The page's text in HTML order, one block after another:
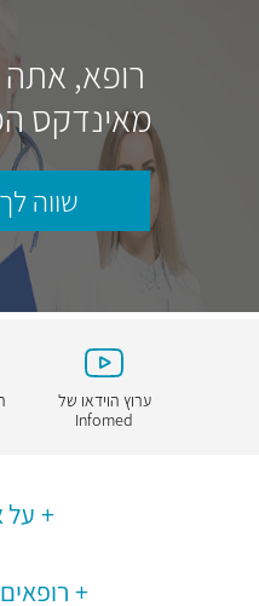
רופא, אתה
מאינדקס
שווה
ערוץ הוידאו של
Infomed
על